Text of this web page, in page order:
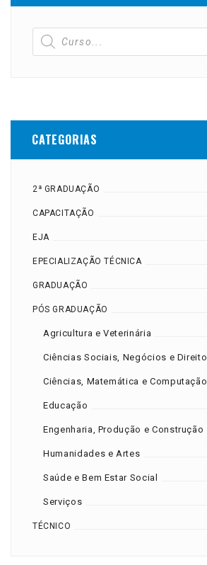
CATEGORIAS
2ª GRADUAÇÃO
CAPACITAÇÃO
EJA
EPECIALIZAÇÃO TÉCNICA
GRADUAÇÃO
PÓS GRADUAÇÃO
Agricultura e Veterinária
Ciências Sociais, Negócios e Direito
Ciências, Matemática e Computação
Educação
Engenharia, Produção e Construção
Humanidades e Artes
Saúde e Bem Estar Social
Serviços
TÉCNICO